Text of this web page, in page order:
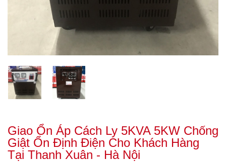
Giao Ổn Áp Cách Ly 5KVA 5KW Chống
Giật Ổn Định Điện Cho Khách Hàng
Tại Thanh Xuân - Hà Nội